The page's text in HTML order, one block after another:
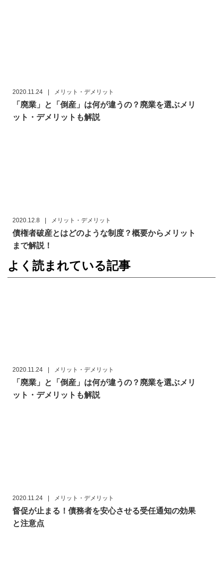
2020.11.24 | メリット・デメリット
「廃業」と「倒産」は何が違うの？廃業を選ぶメリ
ット・デメリットも解説
2020.12.8 | メリット・デメリット
債権者破産とはどのような制度？概要からメリット
まで解説！
よく読まれている記事
2020.11.24 | メリット・デメリット
「廃業」と「倒産」は何が違うの？廃業を選ぶメリ
ット・デメリットも解説
2020.11.24 | メリット・デメリット
督促が止まる！債務者を安心させる受任通知の効果
と注意点